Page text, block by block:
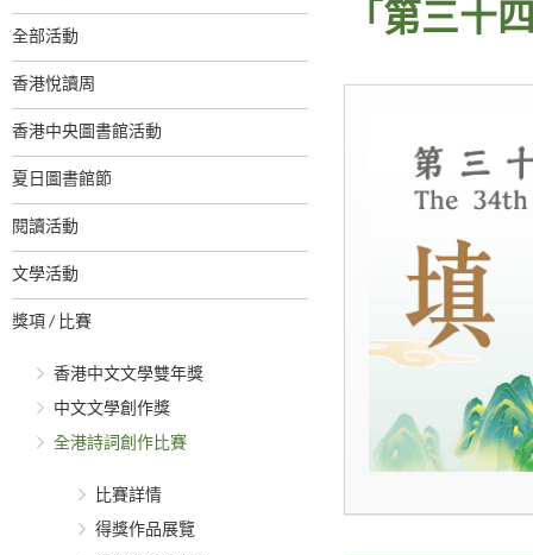
全部活動
香港悅讀周
香港中央圖書館活動
夏日圖書館節
閱讀活動
文學活動
獎項 / 比賽
香港中文文學雙年獎
中文文學創作獎
全港詩詞創作比賽
比賽詳情
得獎作品展覽
「第三十